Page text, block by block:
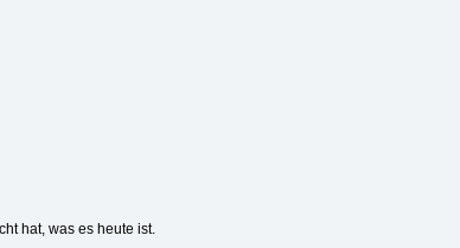
hat, was es heute ist.